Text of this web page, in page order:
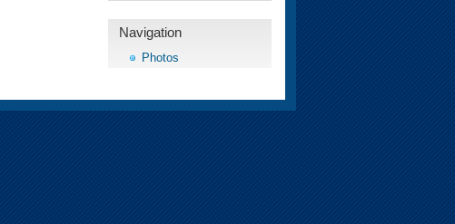
Navigation
Photos